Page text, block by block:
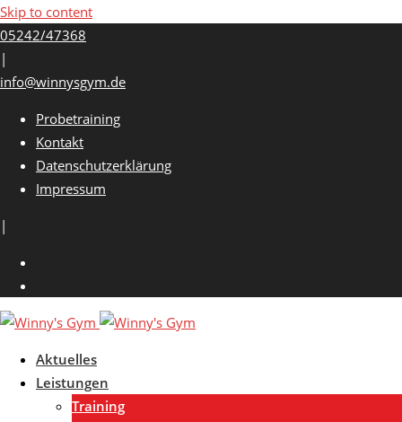
Skip to content
05242/47368
|
info@winnysgym.de
Probetraining
Kontakt
Datenschutzerklärung
Impressum
|
Aktuelles
Leistungen
Training